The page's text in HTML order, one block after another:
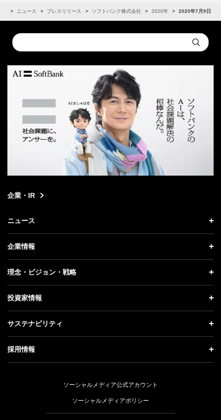
ニュース プレスリリース ソフトバンク株式会社 2020年 2020年7月9日
Conduct
a
Submit
企業・IR
ニュース
ニュース トップ
プレスリリース
更新情報
記者説明会
企業情報
企業情報 トップ
社長メッセージ
事業紹介
ガバナンス
理念・ビジョン・戦略
理念・ビジョン・戦略 トップ
成長戦略「Activate AI for Society」
人材戦略
投資家情報
投資家情報 トップ
経営方針
個人投資家の皆さまへ
サステナビリティ
サステナビリティ トップ
トップメッセージ
ESG方針・体制
採用情報
ソーシャルメディア公式アカウント
ソーシャルメディアポリシー